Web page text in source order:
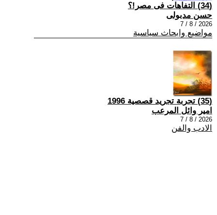
(34) التفاهات فى مصر!؟
حسن مدبولى
2026 / 8 / 7
مواضيع وابحاث سياسية
(35) تجربة تجريد قصصية 1996
امير وائل المرعب
2026 / 8 / 7
الادب والفن